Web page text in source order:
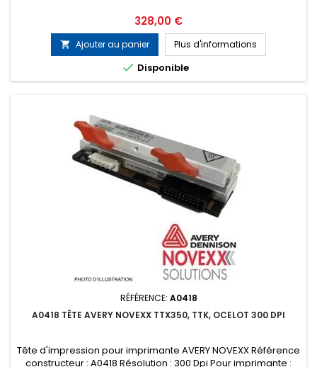
Prix
328,00 €
 Ajouter au panier Plus d'informations
 Disponible
RÉFÉRENCE: A0418
A0418 TÊTE AVERY NOVEXX TTX350, TTK, OCELOT 300 DPI
Tête d'impression pour imprimante AVERY NOVEXX Référence
constructeur : A0418 Résolution : 300 Dpi Pour imprimante :